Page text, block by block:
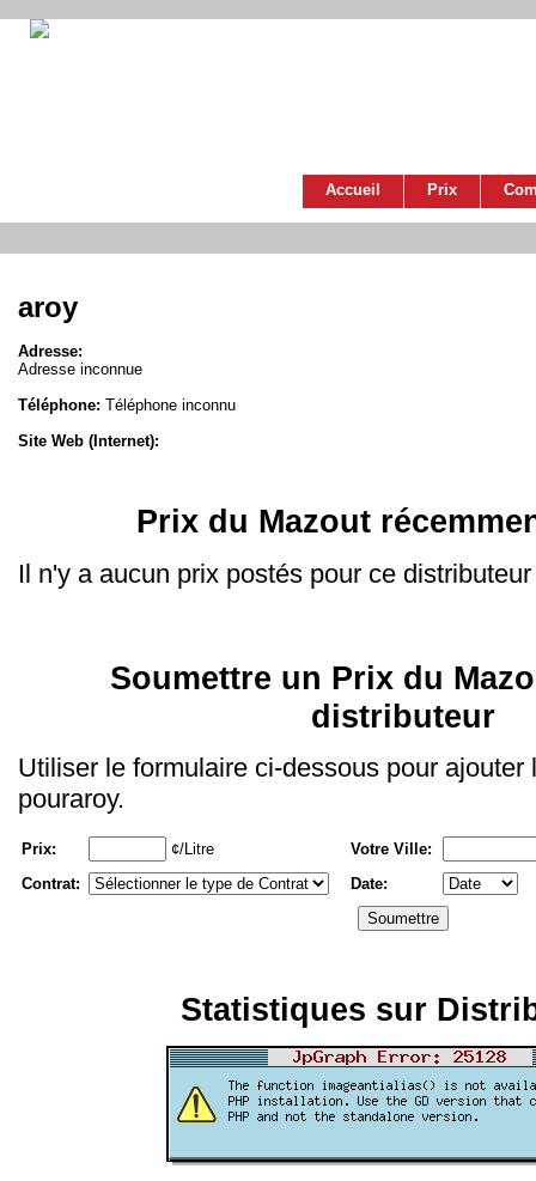
Accueil Prix
aroy
Adresse:
Adresse inconnue
Téléphone: Téléphone inconnu
Site Web (Internet):
Prix du Mazout
Il n'y a aucun prix postés pour ce distributeur
Soumettre un Prix du
distributeur
Utiliser le formulaire ci-dessous pour ajouter
pouraroy.
Prix: ¢/Litre
Votre Ville:
Contrat:
Date:
Statistiques sur